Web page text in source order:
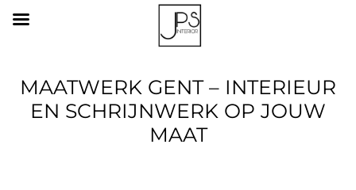
MAATWERK GENT – INTERIEUR
EN SCHRIJNWERK OP JOUW
MAAT